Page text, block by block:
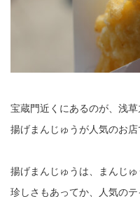
宝蔵門近くにあるのが、浅草
揚げまんじゅうが人気のお店
揚げまんじゅうは、まんじゅ
珍しさもあってか、人気のテ